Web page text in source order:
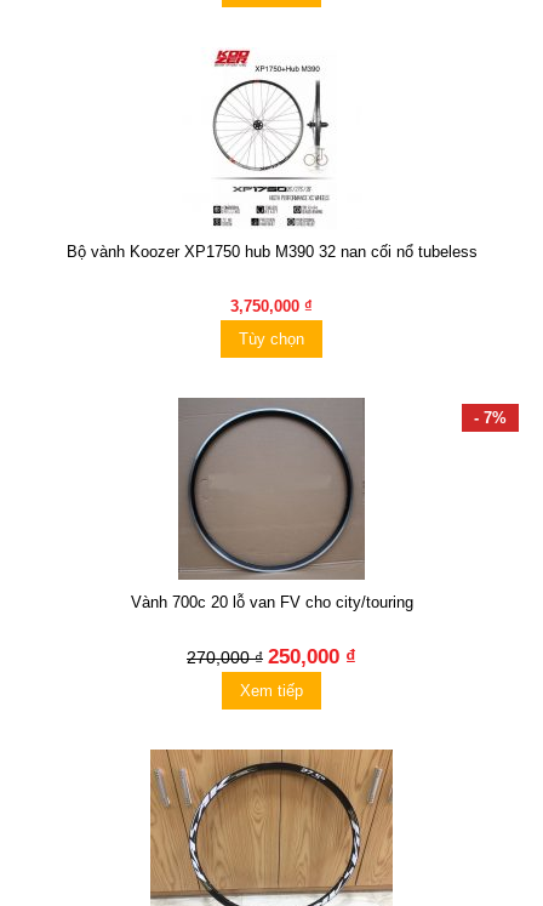
Bộ vành Koozer XP1750 hub M390 32 nan cối nổ tubeless
3,750,000 ₫
Tùy chọn
- 7%
Vành 700c 20 lỗ van FV cho city/touring
270,000 ₫ 250,000 ₫
Xem tiếp